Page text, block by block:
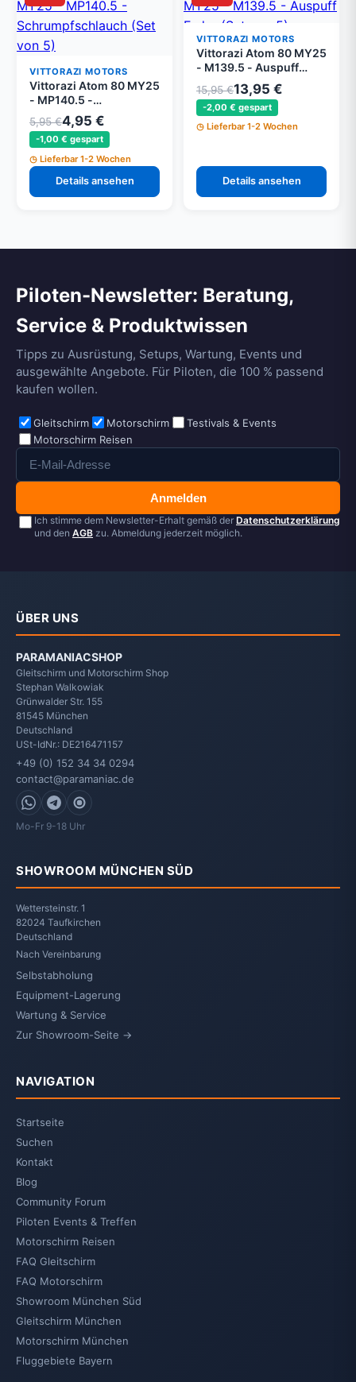
VITTORAZI MOTORS
Vittorazi Atom 80 MY25
- MP140.5 -
Schrumpfschlauch (Set
von 5)
5,95 €4,95 €
-1,00 € gespart
Lieferbar 1-2 Wochen
Details ansehen
VITTORAZI MOTORS
Vittorazi Atom 80 MY25
- M139.5 - Auspuff
Feder (Set von 5)
15,95 €13,95 €
-2,00 € gespart
Lieferbar 1-2 Wochen
Details ansehen
Piloten-Newsletter: Beratung,
Service & Produktwissen
Tipps zu Ausrüstung, Setups, Wartung, Events und
ausgewählte Angebote. Für Piloten, die 100 % passend
kaufen wollen.
Gleitschirm Motorschirm
Testivals & Events
Motorschirm Reisen
Anmelden
Ich stimme dem Newsletter-Erhalt gemäß der Datenschutzerklärung
und den AGB zu. Abmeldung jederzeit möglich.
ÜBER UNS
PARAMANIACSHOP
Gleitschirm und Motorschirm Shop
Stephan Walkowiak
Grünwalder Str. 155
81545 München
Deutschland
USt-IdNr.: DE216471157
+49 (0) 152 34 34 0294
contact@paramaniac.de
WhatsApp
Telegram
Signal
Mo-Fr 9-18 Uhr
SHOWROOM MÜNCHEN SÜD
Wettersteinstr. 1
82024 Taufkirchen
Deutschland
Nach Vereinbarung
Selbstabholung
Equipment-Lagerung
Wartung & Service
Zur Showroom-Seite →
NAVIGATION
Startseite
Suchen
Kontakt
Blog
Community Forum
Piloten Events & Treffen
Motorschirm Reisen
FAQ Gleitschirm
FAQ Motorschirm
Showroom München Süd
Gleitschirm München
Motorschirm München
Fluggebiete Bayern